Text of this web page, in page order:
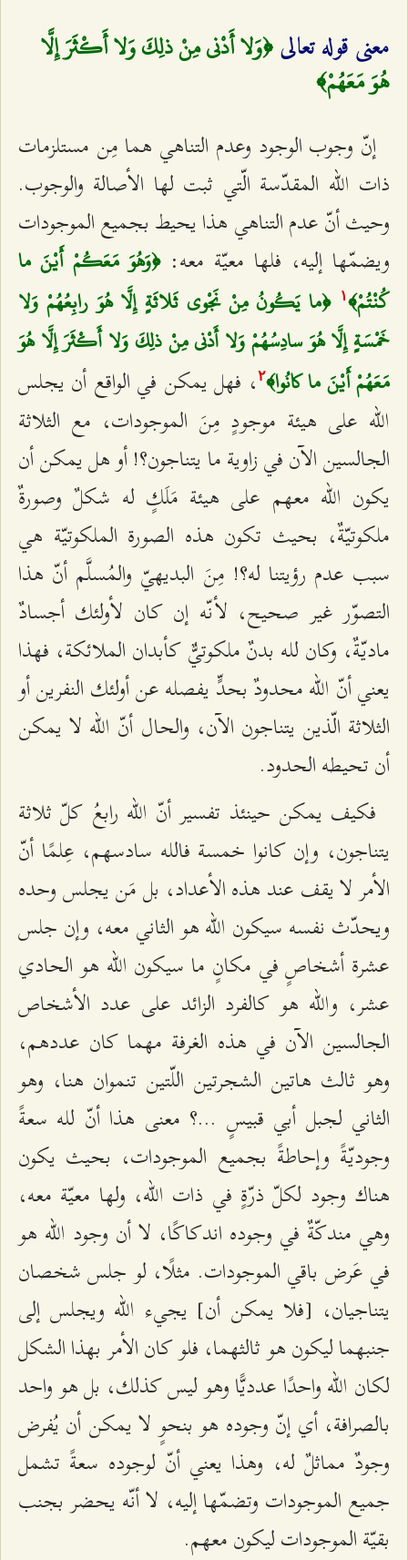
معنى قوله تعالى﴿وَلا أَدْنى‌ مِنْ ذلِكَ وَلا أَكْثَرَ إِلَّا
هُوَ مَعَهُمْ﴾
إنّ وجوب الوجود وعدم التناهي هما مِن مستلزمات
ذات الله المقدّسة الّتي ثبت لها الأصالة والوجوب.
وحيث أنّ عدم التناهي هذا يحيط بجميع الموجودات
ويضمّها إليه، فلها معيّة معه:﴿وَهُوَ مَعَكُمْ أَيْنَ ما
كُنْتُمْ﴾۱
﴿ما يَكُونُ مِنْ نَجْوى‌ ثَلاثَةٍ إِلَّا هُوَ رابِعُهُمْ وَلا
خَمْسَةٍ إِلَّا هُوَ سادِسُهُمْ وَلا أَدْنى‌ مِنْ ذلِكَ وَلا أَكْثَرَ إِلَّا هُوَ
مَعَهُمْ أَيْنَ ما كانُوا﴾٢، فهل يمكن في الواقع أن يجلس
الله على هيئة موجودٍ مِنَ الموجودات، مع الثلاثة
الجالسين الآن في زاوية ما يتناجون؟! أو هل يمكن أن
يكون الله معهم على هيئة مَلَكٍ له شكلٌ وصورةٌ
ملكوتيّةٌ، بحيث تكون هذه الصورة الملكوتيّة هي
سبب عدم رؤيتنا له؟! مِنَ البديهيّ والمُسلَّم أنّ هذا
التصوّر غير صحيح، لأنّه إن كان لأولئك أجسادٌ
ماديّةٌ، وكان لله بدنٌ ملكوتيٌّ كأبدان الملائكة، فهذا
يعني أنّ الله محدودٌ بحدٍّ يفصله عن أولئك النفرين أو
الثلاثة الّذين يتناجون الآن، والحال أنّ الله لا يمكن
أن تحيطه الحدود.
فكيف يمكن حينئذ تفسير أنّ الله رابعُ كلّ ثلاثة
يتناجون، وإن كانوا خمسة فالله سادسهم، عِلمًا أنّ
الأمر لا يقف عند هذه الأعداد، بل مَن يجلس وحده
ويحدّث نفسه سيكون الله هو الثاني معه، وإن جلس
عشرة أشخاصٍ في مكانٍ ما سيكون الله هو الحادي
عشر، والله هو كالفرد الزائد على عدد الأشخاص
الجالسين الآن في هذه الغرفة مهما كان عددهم،
وهو ثالث هاتين الشجرتين اللّتين تنموان هنا، وهو
الثاني لجبل أبي قبيسٍ ...؟ معنى هذا أنّ لله سعةً
وجوديّةً وإحاطةً بجميع الموجودات، بحيث يكون
هناك وجود لكلّ ذرّةٍ في ذات الله، ولها معيّة معه،
وهي مندكّةٌ في وجوده اندكاكًا، لا أن وجود الله هو
في عَرض باقي الموجودات. مثلًا، لو جلس شخصان
يتناجيان، [فلا يمكن أن] يجيء الله ويجلس إلى
جنبهما ليكون هو ثالثهما، فلو كان الأمر بهذا الشكل
لكان الله واحدًا عدديًّا وهو ليس كذلك، بل هو واحد
بالصرافة، أي إنّ وجوده هو بنحوٍ لا يمكن أن يُفرض
وجودٌ مماثلٌ له، وهذا يعني أنّ لوجوده سعةً تشمل
جميع الموجودات وتضمّها إليه، لا أنّه يحضر بجنب
بقيّة الموجودات ليكون معهم.